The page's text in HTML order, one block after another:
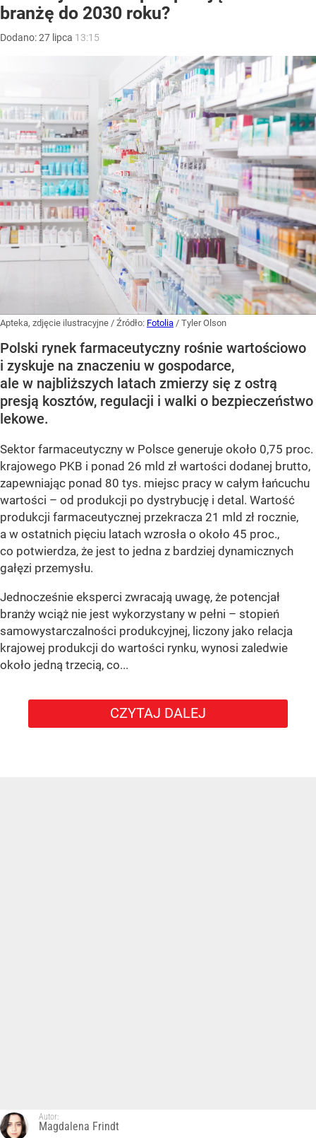
branżę do 2030 roku?
Dodano:27 lipca 13:15
Apteka, zdjęcie ilustracyjne / Źródło: Fotolia / Tyler Olson
Polski rynek farmaceutyczny rośnie wartościowo
i zyskuje na znaczeniu w gospodarce,
ale w najbliższych latach zmierzy się z ostrą
presją kosztów, regulacji i walki o bezpieczeństwo
lekowe.
Sektor farmaceutyczny w Polsce generuje około 0,75 proc.
krajowego PKB i ponad 26 mld zł wartości dodanej brutto,
zapewniając ponad 80 tys. miejsc pracy w całym łańcuchu
wartości – od produkcji po dystrybucję i detal. Wartość
produkcji farmaceutycznej przekracza 21 mld zł rocznie,
a w ostatnich pięciu latach wzrosła o około 45 proc.,
co potwierdza, że jest to jedna z bardziej dynamicznych
gałęzi przemysłu.
Jednocześnie eksperci zwracają uwagę, że potencjał
branży wciąż nie jest wykorzystany w pełni – stopień
samowystarczalności produkcyjnej, liczony jako relacja
krajowej produkcji do wartości rynku, wynosi zaledwie
około jedną trzecią, co...
CZYTAJ DALEJ
Autor:
Magdalena Frindt